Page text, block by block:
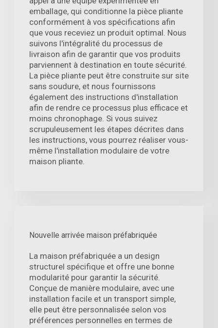
emballage, qui conditionne la pièce pliante
conformément à vos spécifications afin
que vous receviez un produit optimal. Nous
suivons l'intégralité du processus de
livraison afin de garantir que vos produits
parviennent à destination en toute sécurité.
La pièce pliante peut être construite sur site
sans soudure, et nous fournissons
également des instructions d'installation
afin de rendre ce processus plus efficace et
moins chronophage. Si vous suivez
scrupuleusement les étapes décrites dans
les instructions, vous pourrez réaliser vous-
même l'installation modulaire de votre
maison pliante.
Nouvelle arrivée maison préfabriquée
La maison préfabriquée a un design
structurel spécifique et offre une bonne
modularité pour garantir la sécurité.
Conçue de manière modulaire, avec une
installation facile et un transport simple,
elle peut être personnalisée selon vos
préférences personnelles en termes de